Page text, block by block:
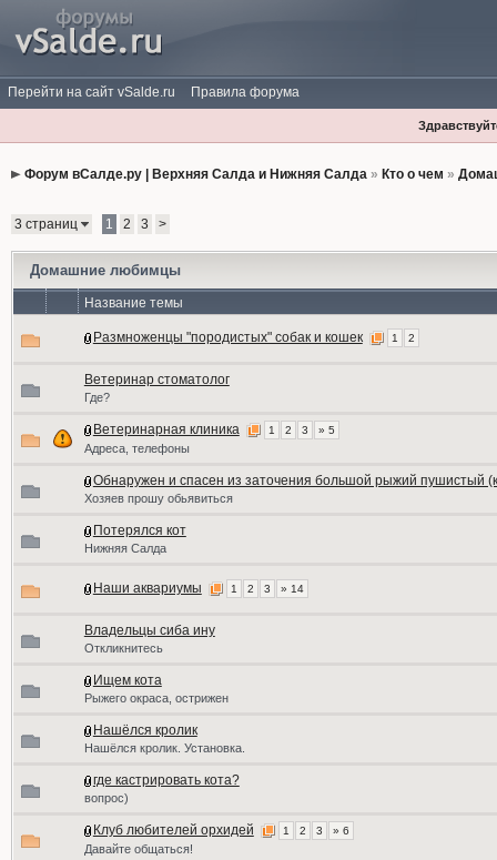
Перейти на сайт vSalde.ru Правила форума
Форум вСалде.ру | Верхняя Салда и Нижняя Салда» Кто о чем »
3 страниц 1 2 3 >
Домашние любимцы
Название темы
Размноженцы "породистых" собак и кошек 1 2
Ветеринар стоматолог
Где?
Ветеринарная клиника 1 2 3 » 5
Адреса, телефоны
Обнаружен и спасен из заточения большой рыжий пушистый
Хозяев прошу обьявиться
Потерялся кот
Нижняя Салда
Наши аквариумы 1 2 3 » 14
Владельцы сиба ину
Откликнитесь
Ищем кота
Рыжего окраса, острижен
Нашёлся кролик
Нашёлся кролик. Установка.
где кастрировать кота?
вопрос)
Клуб любителей орхидей 1 2 3 » 6
Давайте общаться!